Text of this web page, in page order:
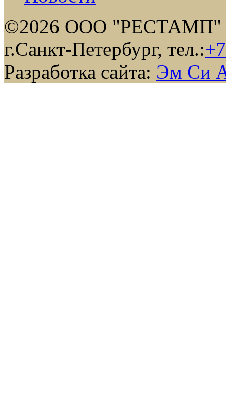
©2026 ООО "РЕСТАМП"
г.Санкт-Петербург, тел.:
Разработка сайта: Эм Си